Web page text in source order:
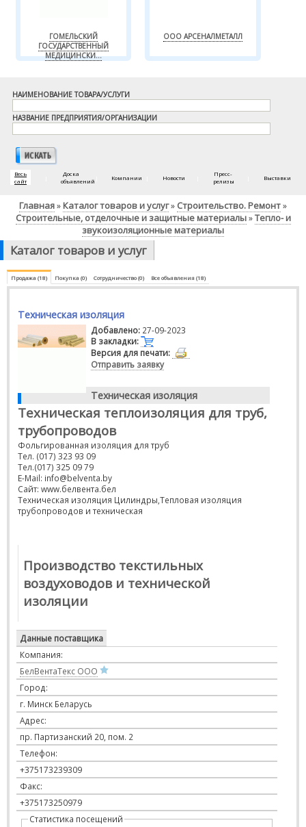
ГОМЕЛЬСКИЙ
ГОСУДАРСТВЕННЫЙ
МЕДИЦИНСКИ...
ООО АРСЕНАЛМЕТАЛЛ
НАИМЕНОВАНИЕ ТОВАРА/УСЛУГИ
НАЗВАНИЕ ПРЕДПРИЯТИЯ/ОРГАНИЗАЦИИ
Весь
сайт
Доска
объявлений
Компании Новости
Пресс-
релизы
Выставки
Главная» Каталог товаров и услуг» Строительство. Ремонт»
Строительные, отделочные и защитные материалы»Тепло- и
звукоизоляционные материалы
Каталог товаров и услуг
Продажа (18) Покупка (0) Сотрудничество (0) Все объявления (18)
Техническая изоляция
Добавлено: 27-09-2023
В закладки:
Версия для печати:
Отправить заявку
Техническая изоляция
Техническая теплоизоляция для труб,
трубопроводов
Фольгированная изоляция для труб
Тел. (017) 323 93 09
Тел.(017) 325 09 79
E-Mail: info@belventa.by
Сайт: www.белвента.бел
Техническая изоляция Цилиндры,Тепловая изоляция
трубопроводов и техническая
Производство текстильных
воздуховодов и технической
изоляции
Данные поставщика
Компания:
БелВентаТекс ООО
Город:
г. Минск Беларусь
Адрес:
пр. Партизанский 20, пом. 2
Телефон:
+375173239309
Факс:
+375173250979
Статистика посещений